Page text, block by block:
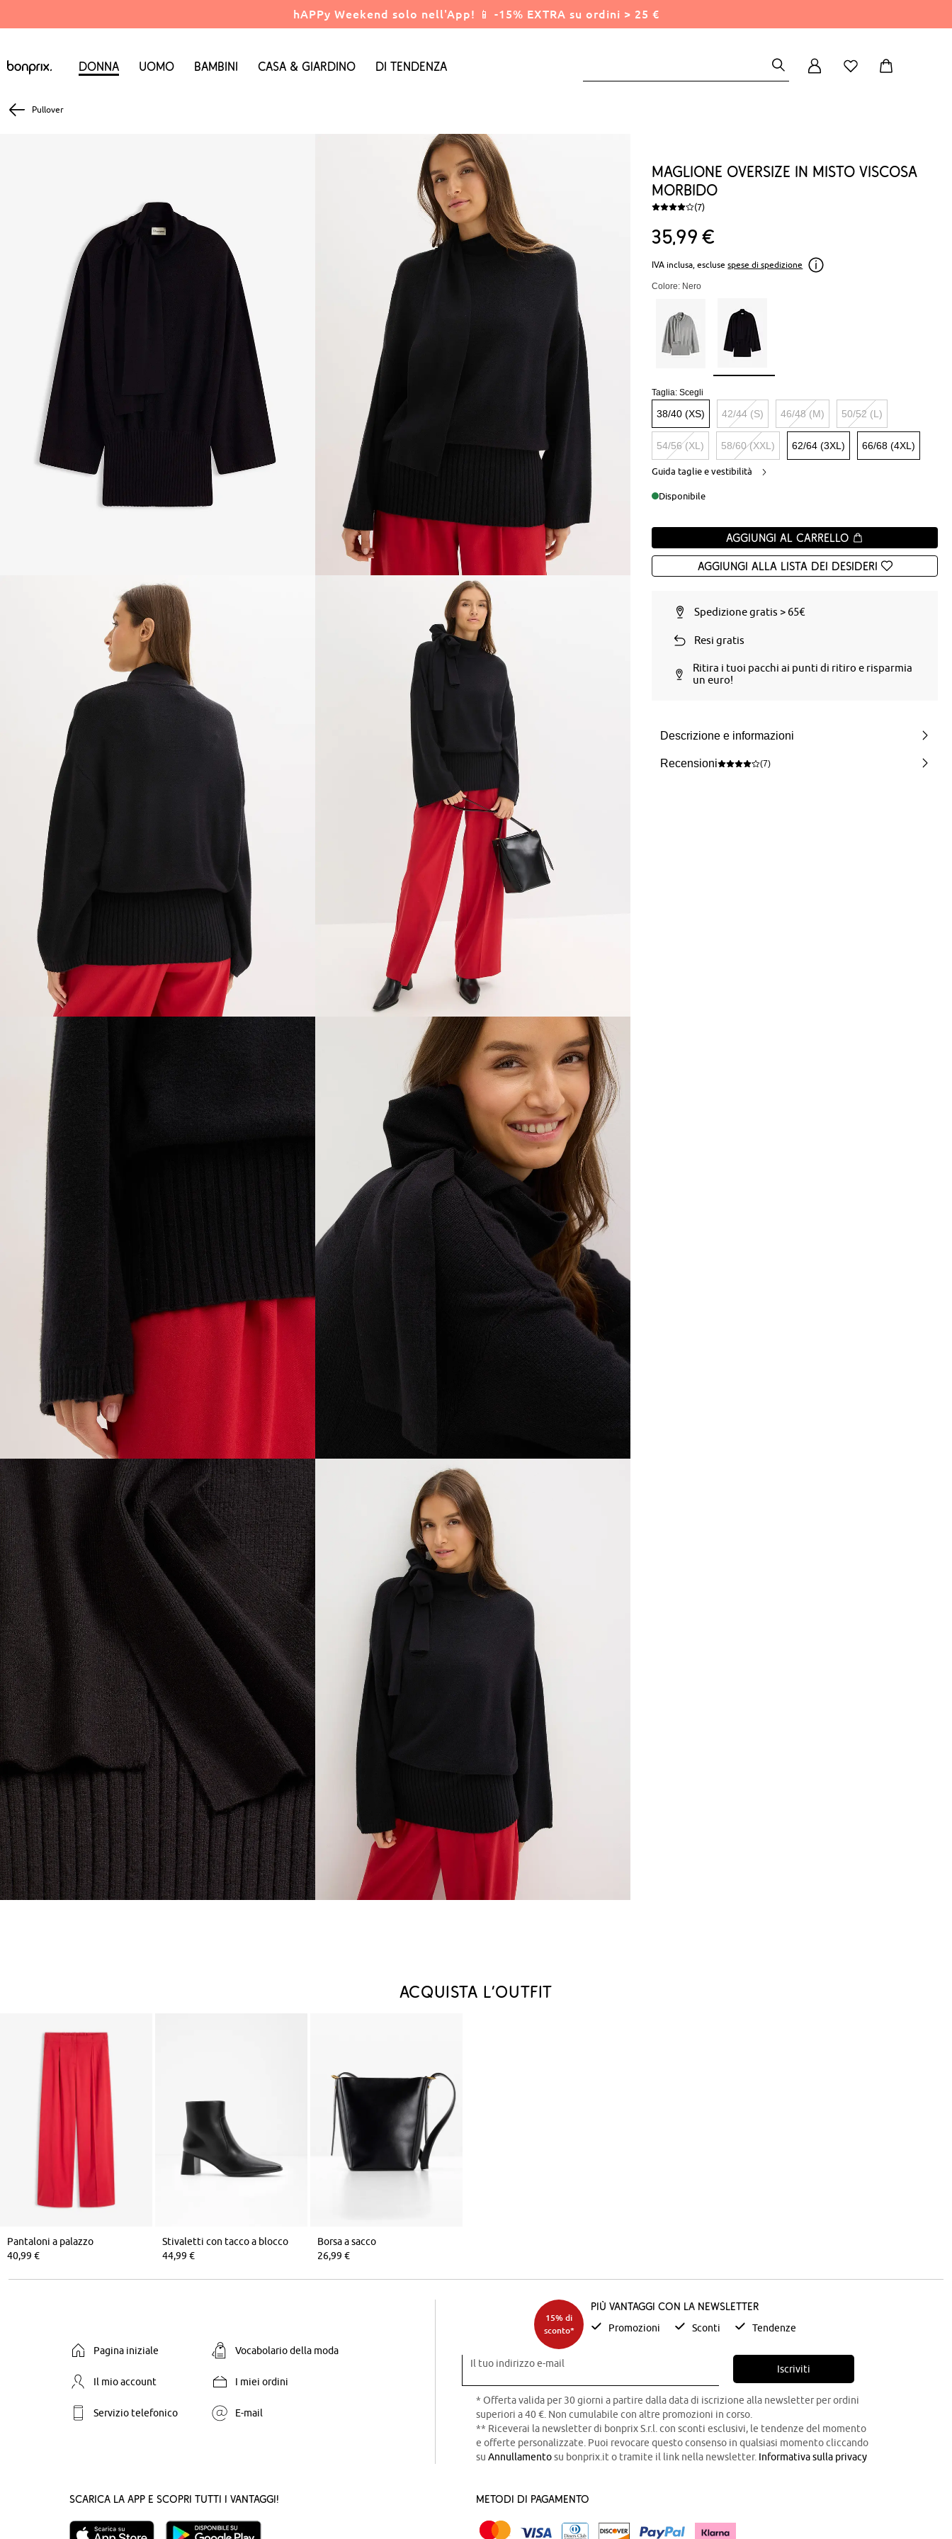
hAPPy Weekend solo nell'App! 📱 -15% EXTRA su ordini > 25 €
Donna Uomo Bambini Casa & Giardino Di tendenza
Pullover
Maglione oversize in misto viscosa
morbido
(7)
3599 €
IVA inclusa, escluse spese di spedizione
Colore: Nero
Taglia:Scegli
38/40 (XS) 42/44 (S) 46/48 (M) 50/52 (L)
54/56 (XL) 58/60 (XXL) 62/64 (3XL) 66/68 (4XL)
Guida taglie e vestibilità
Disponibile
Aggiungi al carrello
Aggiungi alla Lista dei desideri
Spedizione gratis > 65€
Resi gratis
Ritira i tuoi pacchi ai punti di ritiro e risparmia
un euro!
Descrizione e informazioni
Recensioni (7)
Acquista l‘outfit
Pantaloni a palazzo
40,99 €
Stivaletti con tacco a blocco
44,99 €
Borsa a sacco
26,99 €
Pagina iniziale Vocabolario della moda
Il mio account I miei ordini
Servizio telefonico E-mail
15% di
sconto*
Più vantaggi con la newsletter
Promozioni Sconti Tendenze
Il tuo indirizzo e-mail Iscriviti
* Offerta valida per 30 giorni a partire dalla data di iscrizione alla newsletter per ordini
superiori a 40 €. Non cumulabile con altre promozioni in corso.
** Riceverai la newsletter di bonprix S.r.l. con sconti esclusivi, le tendenze del momento
e offerte personalizzate. Puoi revocare questo consenso in qualsiasi momento cliccando
su Annullamentosu bonprix.it o tramite il link nella newsletter. Informativa sulla privacy
Scarica la App e scopri tutti i vantaggi! Metodi di pagamento